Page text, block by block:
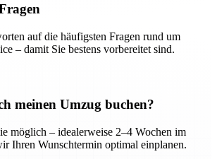
auf die häufigsten Fragen rund um
– damit Sie bestens vorbereitet sind.
meinen Umzug buchen?
möglich – idealerweise 2–4 Wochen im
Ihren Wunschtermin optimal einplanen.